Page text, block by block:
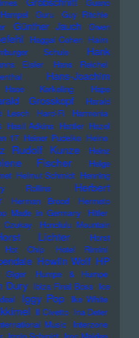
Guru
Guy Ritchie
Günther Jauch
Gwen
Haggai Cohen Haim
Schule
Hank
Eisler
Hans Reichel
Hans-Joachim
Haoe Kerkeling
Hape
Grosskopf
Harald
Lesch Hard-Fi Harmonia
Hasil Adkins Hattler Hazel
17 Heiner Pudelko Heino
Rudolf Kunze
Heinz
Fischer
Helge
Helmut Schmidt Henning
Rollins
Herbert
Herman Brood
Hermeto
Made in Germany
Hitler
Czukay
Honolulu Mountain
Lichter
Horst
Hot Chip Hotel Rimini
Howlin Wolf HP
Giger
Humpe & Humpe
Dury Ibiza Final Boss Ice
Iggy Pop Ike White
Il Civetto Ina Deter
Music Interzone